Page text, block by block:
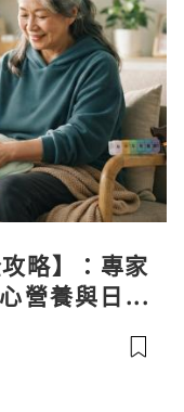
略】：專家
營養與日常